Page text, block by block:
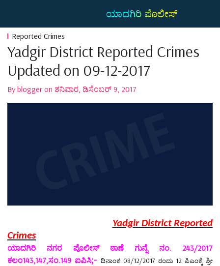
ಯಾದಗಿರಿ ಪೊಲೀಸ್
Reported Crimes
Yadgir District Reported Crimes
Updated on 09-12-2017
By blogger on ಶನಿವಾರ, ಡಿಸೆಂಬರ್ 9, 2017
Yadgir District Reported
Crimes
ಯಾದಗಿರಿ ನಗರ ಪೊಲೀಸ್ ಠಾಣೆ ಗುನ್ನೆ ನಂ. 243/2017
ಕಲಂ143,147,ಸಂ.149 ಐಪಿಸಿ;- ದಿನಾಂಕ 08/12/2017 ರಂದು 12 ಪಿಎಂಕ್ಕೆ ಶ್ರೀ